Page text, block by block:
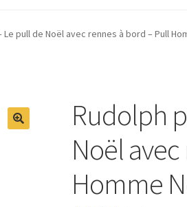
pull de Noël avec rennes à bord – Pull
Rudolph
Noël
Homme